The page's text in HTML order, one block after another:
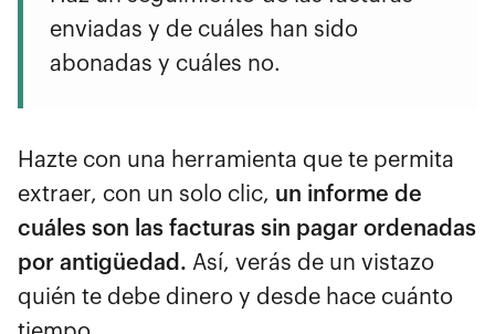
enviadas y de cuáles han sido
abonadas y cuáles no.
Hazte con una herramienta que te permita
extraer, con un solo clic, un informe de
cuáles son las facturas sin pagar ordenadas
por antigüedad. Así, verás de un vistazo
quién te debe dinero y desde hace cuánto